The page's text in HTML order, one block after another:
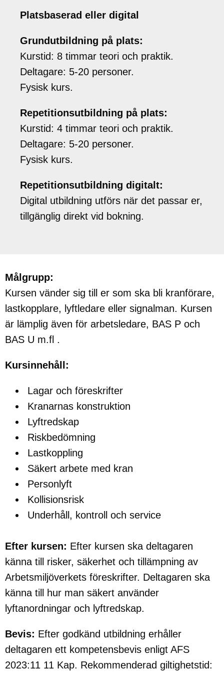
Platsbaserad eller digital
Grundutbildning på plats:
Kurstid: 8 timmar teori och praktik.
Deltagare: 5-20 personer.
Fysisk kurs.
Repetitionsutbildning på plats:
Kurstid: 4 timmar teori och praktik.
Deltagare: 5-20 personer.
Fysisk kurs.
Repetitionsutbildning digitalt:
Digital utbildning utförs när det passar er,
tillgänglig direkt vid bokning.
Målgrupp:
Kursen vänder sig till er som ska bli kranförare,
lastkopplare, lyftledare eller signalman. Kursen
är lämplig även för arbetsledare, BAS P och
BAS U m.fl .
Kursinnehåll:
Lagar och föreskrifter
Kranarnas konstruktion
Lyftredskap
Riskbedömning
Lastkoppling
Säkert arbete med kran
Personlyft
Kollisionsrisk
Underhåll, kontroll och service
Efter kursen: Efter kursen ska deltagaren
känna till risker, säkerhet och tillämpning av
Arbetsmiljöverkets föreskrifter. Deltagaren ska
känna till hur man säkert använder
lyftanordningar och lyftredskap.
Bevis: Efter godkänd utbildning erhåller
deltagaren ett kompetensbevis enligt AFS
2023:11 11 Kap. Rekommenderad giltighetstid: